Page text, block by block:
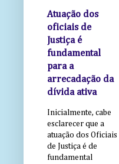
Atuação dos
oficiais de
Justiça é
fundamental
para a
arrecadação da
dívida ativa
Inicialmente, cabe
esclarecer que a
atuação dos Oficiais
de Justiça é de
fundamental